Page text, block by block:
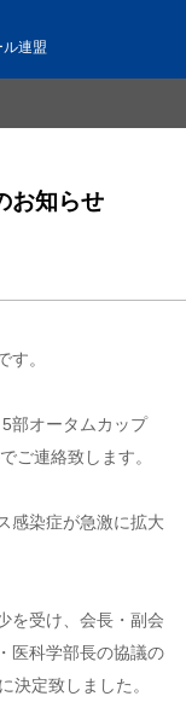
連盟
お知らせ
す。
部オータムカップ
ご連絡致します。
感染症が急激に拡大
を受け、会長・副会
医科学部長の協議の
決定致しました。